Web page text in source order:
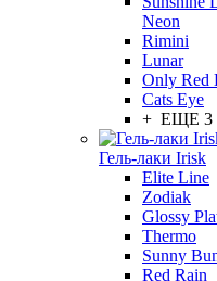
Neon
Rimini
Lunar
Only Red
Cats Eye
+ ЕЩЕ 3
Гель-лаки Irisk
Elite Line
Zodiak
Glossy
Thermo
Sunny
Red Rain